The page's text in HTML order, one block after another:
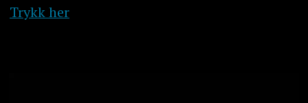
Trykk her